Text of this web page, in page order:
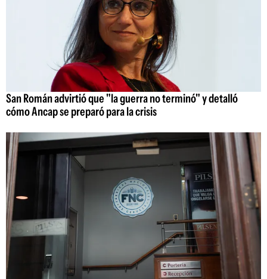
San Román advirtió que "la guerra no terminó" y detalló
cómo Ancap se preparó para la crisis